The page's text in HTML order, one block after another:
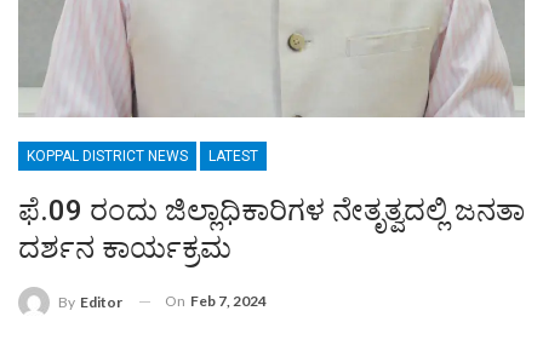
KOPPAL DISTRICT NEWS LATEST
ಫೆ.09 ರಂದು ಜಿಲ್ಲಾಧಿಕಾರಿಗಳ ನೇತೃತ್ವದಲ್ಲಿ ಜನತಾ
ದರ್ಶನ ಕಾರ್ಯಕ್ರಮ
By Editor On Feb 7, 2024